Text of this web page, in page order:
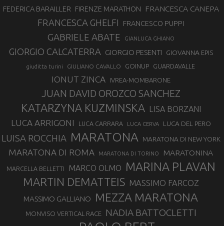
FEDERICA BARAILLER FIRENZE MARATHON FRANCESCA CANEPA
FRANCESCA GHELFI FRANCESCO PUPPI
GABRIELE ABATE GIANLUCA GHIANO
GIORGIO CALCATERRA GIORGIO PESENTI GIOVANNA EPIS
giuditta turini GIULIANO CAVALLO GOINUP GUARDAVALLE
IONUT ZINCA IVREA-MOMBARONE
JUAN DAVID OROZCO SANCHEZ
KATARZYNA KUZMINSKA LISA BORZANI
LUCA ARRIGONI LUCA CARRARA LUCA CERVA LUCA DEL PERO
LUISA ROCCHIA MARATONA MARATONA DI NEW YORK
MARATONA DI ROMA MARATONA DI TORINO MARATONINA
MARCELLA BELLETTI MARCO OLMO MARINA PLAVAN
MARTIN DEMATTEIS MASSIMO FARCOZ
MASSIMO GALLIANO MEZZA MARATONA
MONVISO VERTICAL RACE NADIA BATTOCLETTI